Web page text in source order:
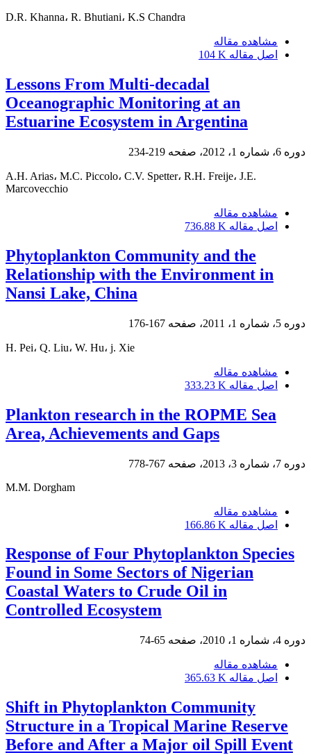
D.R. Khanna، R. Bhutiani، K.S Chandra
مشاهده مقاله
اصل مقاله 104 K
Lessons From Multi-decadal
Oceanographic Monitoring at an
Estuarine Ecosystem in Argentina
دوره 6، شماره 1، 2012، صفحه 219-234
A.H. Arias، M.C. Piccolo، C.V. Spetter، R.H. Freije، J.E.
Marcovecchio
مشاهده مقاله
اصل مقاله 736.88 K
Phytoplankton Community and the
Relationship with the Environment in
Nansi Lake, China
دوره 5، شماره 1، 2011، صفحه 167-176
H. Pei، Q. Liu، W. Hu، j. Xie
مشاهده مقاله
اصل مقاله 333.23 K
Plankton research in the ROPME Sea
Area, Achievements and Gaps
دوره 7، شماره 3، 2013، صفحه
767-778
M.M. Dorgham
مشاهده مقاله
اصل مقاله 166.86 K
Response of Four Phytoplankton Species
Found in Some Sectors of Nigerian
Coastal Waters to Crude Oil in
Controlled Ecosystem
دوره 4، شماره 1، 2010، صفحه 65-74
مشاهده مقاله
اصل مقاله 365.63 K
Shift in Phytoplankton Community
Structure in a Tropical Marine Reserve
Before and After a Major oil Spill Event